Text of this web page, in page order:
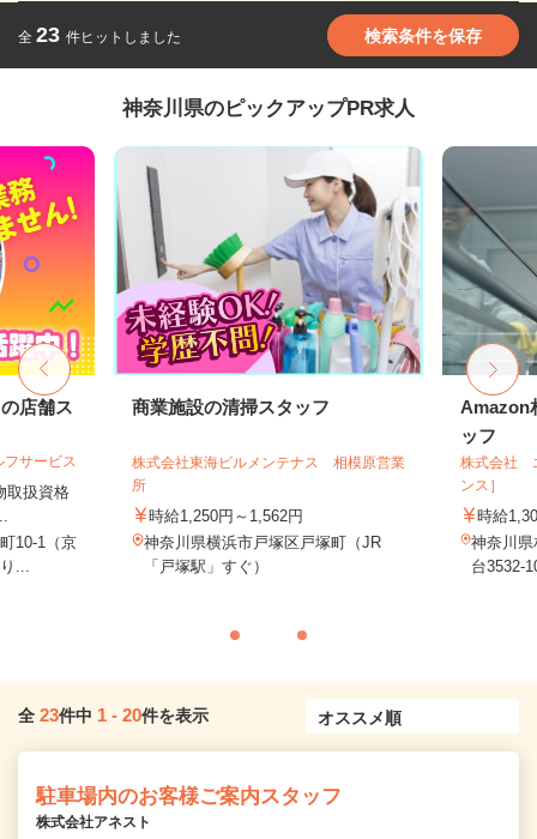
全 23 件ヒットしました 検索条件を保存
神奈川県のピックアップPR求人
店舗ス
サービス
扱資格
10-1（京
...
商業施設の清掃スタッフ
株式会社東海ビルメンテナス 相模原営業
所
時給1,250円～1,562円
神奈川県横浜市戸塚区戸塚町（JR
「戸塚駅」すぐ）
Amazon
ッフ
株式会社
ンス］
時給
神奈川
台
全 23件中 1 - 20件を表示
駐車場内のお客様ご案内スタッフ
株式会社アネスト